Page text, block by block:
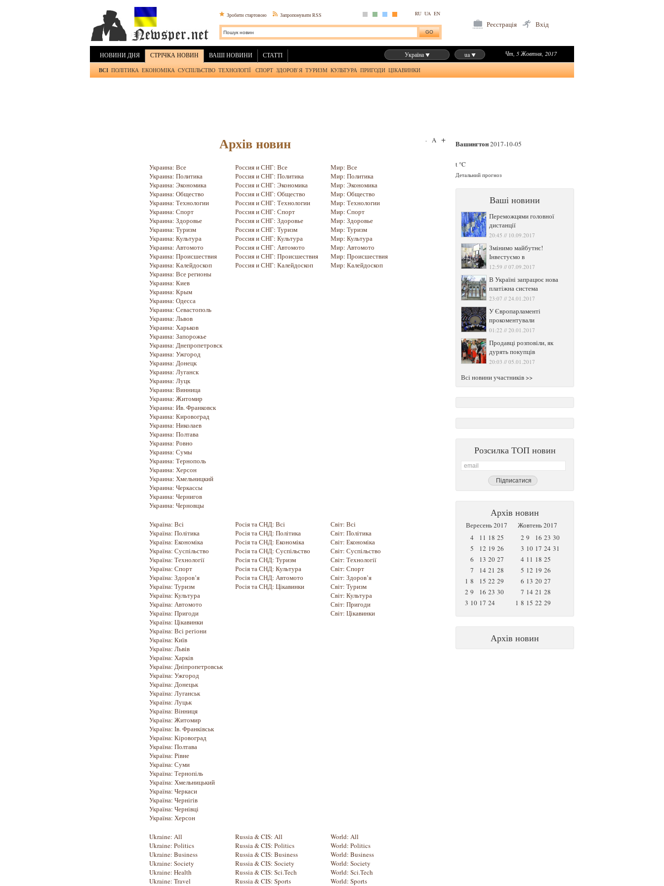
Зробити стартовою Запропонувати RSS RU UA EN
Реєстрація Вхід
НОВИНИ ДНЯ СТРІЧКА НОВИН ВАШІ НОВИНИ СТАТТІ Чт, 5 Жовтня, 2017
ua
Україна
ВСІ ПОЛІТИКА ЕКОНОМІКА СУСПІЛЬСТВО ТЕХНОЛОГІЇ СПОРТ ЗДОРОВ’Я ТУРИЗМ КУЛЬТУРА ПРИГОДИ ЦІКАВИНКИ
- A +
Архів новин
Украина: Все
Украина: Политика
Украина: Экономика
Украина: Общество
Украина: Технологии
Украина: Спорт
Украина: Здоровье
Украина: Туризм
Украина: Культура
Украина: Автомото
Украина: Происшествия
Украина: Калейдоскоп
Украина: Все регионы
Украина: Киев
Украина: Крым
Украина: Одесса
Украина: Севастополь
Украина: Львов
Украина: Харьков
Украина: Запорожье
Украина: Днепропетровск
Украина: Ужгород
Украина: Донецк
Украина: Луганск
Украина: Луцк
Украина: Винница
Украина: Житомир
Украина: Ив. Франковск
Украина: Кировоград
Украина: Николаев
Украина: Полтава
Украина: Ровно
Украина: Сумы
Украина: Тернополь
Украина: Херсон
Украина: Хмельницкий
Украина: Черкассы
Украина: Чернигов
Украина: Черновцы
Россия и СНГ: Все
Россия и СНГ: Политика
Россия и СНГ: Экономика
Россия и СНГ: Общество
Россия и СНГ: Технологии
Россия и СНГ: Спорт
Россия и СНГ: Здоровье
Россия и СНГ: Туризм
Россия и СНГ: Культура
Россия и СНГ: Автомото
Россия и СНГ: Происшествия
Россия и СНГ: Калейдоскоп
Мир: Все
Мир: Политика
Мир: Экономика
Мир: Общество
Мир: Технологии
Мир: Спорт
Мир: Здоровье
Мир: Туризм
Мир: Культура
Мир: Автомото
Мир: Происшествия
Мир: Калейдоскоп
Україна: Всі
Україна: Політика
Україна: Економіка
Україна: Суспільство
Україна: Технології
Україна: Спорт
Україна: Здоров’я
Україна: Туризм
Україна: Культура
Україна: Автомото
Україна: Пригоди
Україна: Цікавинки
Україна: Всі регіони
Україна: Київ
Україна: Львів
Україна: Харків
Україна: Дніпропетровськ
Україна: Ужгород
Україна: Донецьк
Україна: Луганськ
Україна: Луцьк
Україна: Вінниця
Україна: Житомир
Україна: Ів. Франківськ
Україна: Кіровоград
Україна: Полтава
Україна: Рівне
Україна: Суми
Україна: Тернопіль
Україна: Хмельницький
Україна: Черкаси
Україна: Чернігів
Україна: Чернівці
Україна: Херсон
Росія та СНД: Всі
Росія та СНД: Політика
Росія та СНД: Економіка
Росія та СНД: Суспільство
Росія та СНД: Туризм
Росія та СНД: Культура
Росія та СНД: Автомото
Росія та СНД: Цікавинки
Світ: Всі
Світ: Політика
Світ: Економіка
Світ: Суспільство
Світ: Технології
Світ: Спорт
Світ: Здоров’я
Світ: Туризм
Світ: Культура
Світ: Пригоди
Світ: Цікавинки
Ukraine: All
Ukraine: Politics
Ukraine: Business
Ukraine: Society
Ukraine: Health
Ukraine: Travel
Russia & CIS: All
Russia & CIS: Politics
Russia & CIS: Business
Russia & CIS: Society
Russia & CIS: Sci.Tech
Russia & CIS: Sports
World: All
World: Politics
World: Business
World: Society
World: Sci.Tech
World: Sports
Вашингтон2017-10-05
t °C
Детальний прогноз
Ваші новини
Переможцями головної
дистанції
20:45 // 10.09.2017
Змінимо майбутнє!
Інвестуємо в
12:59 // 07.09.2017
В Україні запрацює нова
платіжна система
23:07 // 24.01.2017
У Європарламенті
прокоментували
01:22 // 20.01.2017
Продавці розповіли, як
дурять покупців
20:03 // 05.01.2017
Всі новини участників >>
Розсилка ТОП новин
Архів новин
Вересень 2017
4
11 18 25
5
12 19 26
6
13 20 27
7
14 21 28
1 8 15 22 29
2 9 16 23 30
3 10 17 24
Жовтень 2017
2 9 16 23 30
3 10 17 24 31
4 11 18 25
5 12 19 26
6 13 20 27
7 14 21 28
1 8 15 22 29
Архів новин